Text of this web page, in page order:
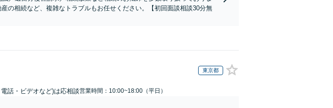
の相続など、複雑なトラブルもお任せください。【初回面談相談30分無
東京都
話・ビデオなど)は応相談営業時間：10:00~18:00（平日）